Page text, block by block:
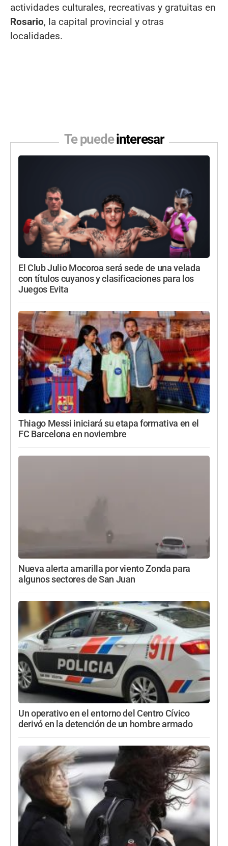
actividades culturales, recreativas y gratuitas en
Rosario, la capital provincial y otras
localidades.
Te puedeinteresar
El Club Julio Mocoroa será sede de una velada
con títulos cuyanos y clasificaciones para los
Juegos Evita
Thiago Messi iniciará su etapa formativa en el
FC Barcelona en noviembre
Nueva alerta amarilla por viento Zonda para
algunos sectores de San Juan
Un operativo en el entorno del Centro Cívico
derivó en la detención de un hombre armado